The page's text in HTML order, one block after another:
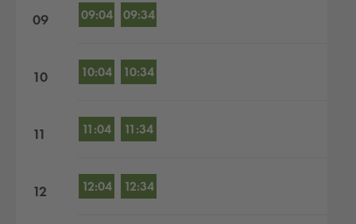
09 09:04 09:34
10 10:04 10:34
11 11:04 11:34
12 12:04 12:34